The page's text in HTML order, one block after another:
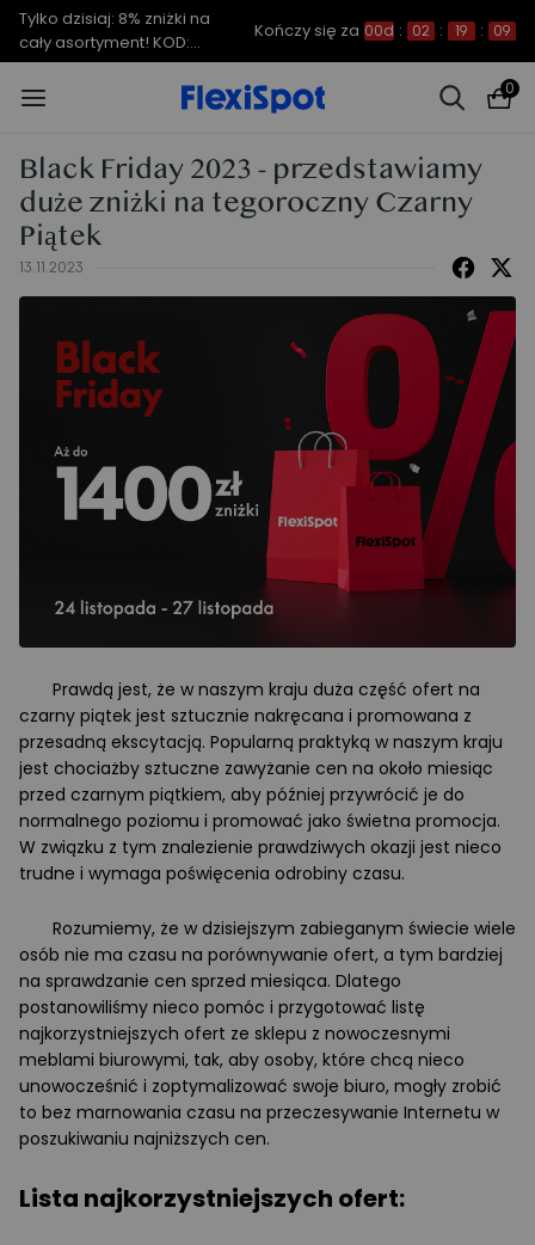
Tylko dzisiaj: 8% zniżki na
cały asortyment! KOD:
ROK1008
Kończy się za 00d : 02 : 19 : 08
0
Black Friday 2023 - przedstawiamy
duże zniżki na tegoroczny Czarny
Piątek
13.11.2023
Prawdą jest, że w naszym kraju duża część ofert na
czarny piątek jest sztucznie nakręcana i promowana z
przesadną ekscytacją. Popularną praktyką w naszym kraju
jest chociażby sztuczne zawyżanie cen na około miesiąc
przed czarnym piątkiem, aby później przywrócić je do
normalnego poziomu i promować jako świetna promocja.
W związku z tym znalezienie prawdziwych okazji jest nieco
trudne i wymaga poświęcenia odrobiny czasu.
Rozumiemy, że w dzisiejszym zabieganym świecie wiele
osób nie ma czasu na porównywanie ofert, a tym bardziej
na sprawdzanie cen sprzed miesiąca. Dlatego
postanowiliśmy nieco pomóc i przygotować listę
najkorzystniejszych ofert ze sklepu z nowoczesnymi
meblami biurowymi, tak, aby osoby, które chcą nieco
unowocześnić i zoptymalizować swoje biuro, mogły zrobić
to bez marnowania czasu na przeczesywanie Internetu w
poszukiwaniu najniższych cen.
Lista najkorzystniejszych ofert: